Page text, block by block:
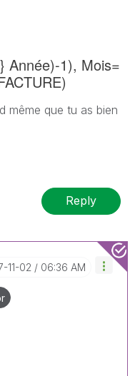
Année)-1), Mois=
même que tu as bien
Reply
11-02 06:36 AM